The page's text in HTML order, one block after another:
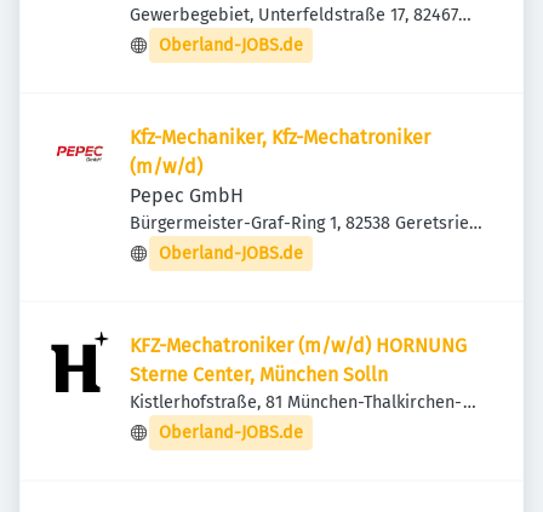
Gewerbegebiet, Unterfeldstraße 17, 82467
Garmisch-Partenkirchen, Deutschland
Oberland-JOBS.de
Kfz-Mechaniker, Kfz-Mechatroniker
(m/w/d)
Pepec GmbH
Bürgermeister-Graf-Ring 1, 82538 Geretsried,
Deutschland
Oberland-JOBS.de
KFZ-Mechatroniker (m/w/d) HORNUNG
Sterne Center, München Solln
Kistlerhofstraße, 81 München-Thalkirchen-
Obersendling-Forstenried-Fürstenried-Solln,
Deutschland
Oberland-JOBS.de